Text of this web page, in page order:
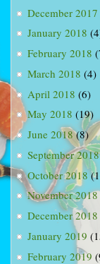
December 2017
January 2018
February 2018
March 2018 (4)
April 2018 (6)
May 2018 (19)
June 2018(8)
September 2018
October 2018
November 2018
December 2018
January 2019
February 2019